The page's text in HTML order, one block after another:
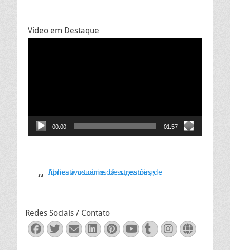
Vídeo em Destaque
00:00 01:57
Aplicativo Loone dá sugestões de filmes a usuários de streaming
Redes Sociais / Contato
Facebook
Twitter
EmailLinkedIn
Pinterest
YouTube
Tumblr